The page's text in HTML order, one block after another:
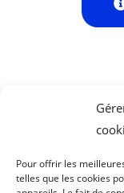
Pour offrir les
telles que les cookies
Me